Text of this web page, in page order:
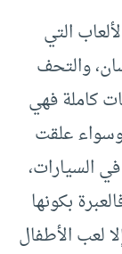
التي
والتحف
كاملة فهي
علقت
السيارات،
بكونها
لعب الأطفال